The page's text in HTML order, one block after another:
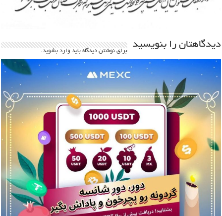
دیدگاهتان را بنویسید
برای نوشتن دیدگاه باید وارد بشوید.